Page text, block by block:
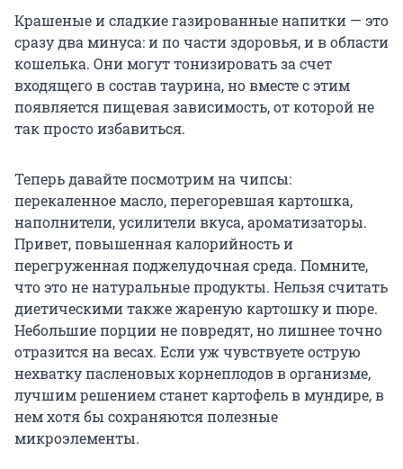
Крашеные и сладкие газированные напитки — это
сразу два минуса: и по части здоровья, и в области
кошелька. Они могут тонизировать за счет
входящего в состав таурина, но вместе с этим
появляется пищевая зависимость, от которой не
так просто избавиться.
Теперь давайте посмотрим на чипсы:
перекаленное масло, перегоревшая картошка,
наполнители, усилители вкуса, ароматизаторы.
Привет, повышенная калорийность и
перегруженная поджелудочная среда. Помните,
что это не натуральные продукты. Нельзя считать
диетическими также жареную картошку и пюре.
Небольшие порции не повредят, но лишнее точно
отразится на весах. Если уж чувствуете острую
нехватку пасленовых корнеплодов в организме,
лучшим решением станет картофель в мундире, в
нем хотя бы сохраняются полезные
микроэлементы.